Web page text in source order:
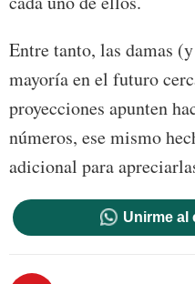
Entre tanto, las damas
mayoría en el futuro
proyecciones apunten
números, ese mismo
adicional para
Unirme al